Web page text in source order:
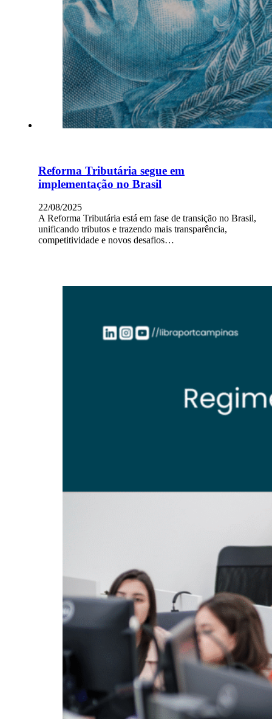
Reforma Tributária segue em
implementação no Brasil
22/08/2025
A Reforma Tributária está em fase de transição no Brasil,
unificando tributos e trazendo mais transparência,
competitividade e novos desafios…